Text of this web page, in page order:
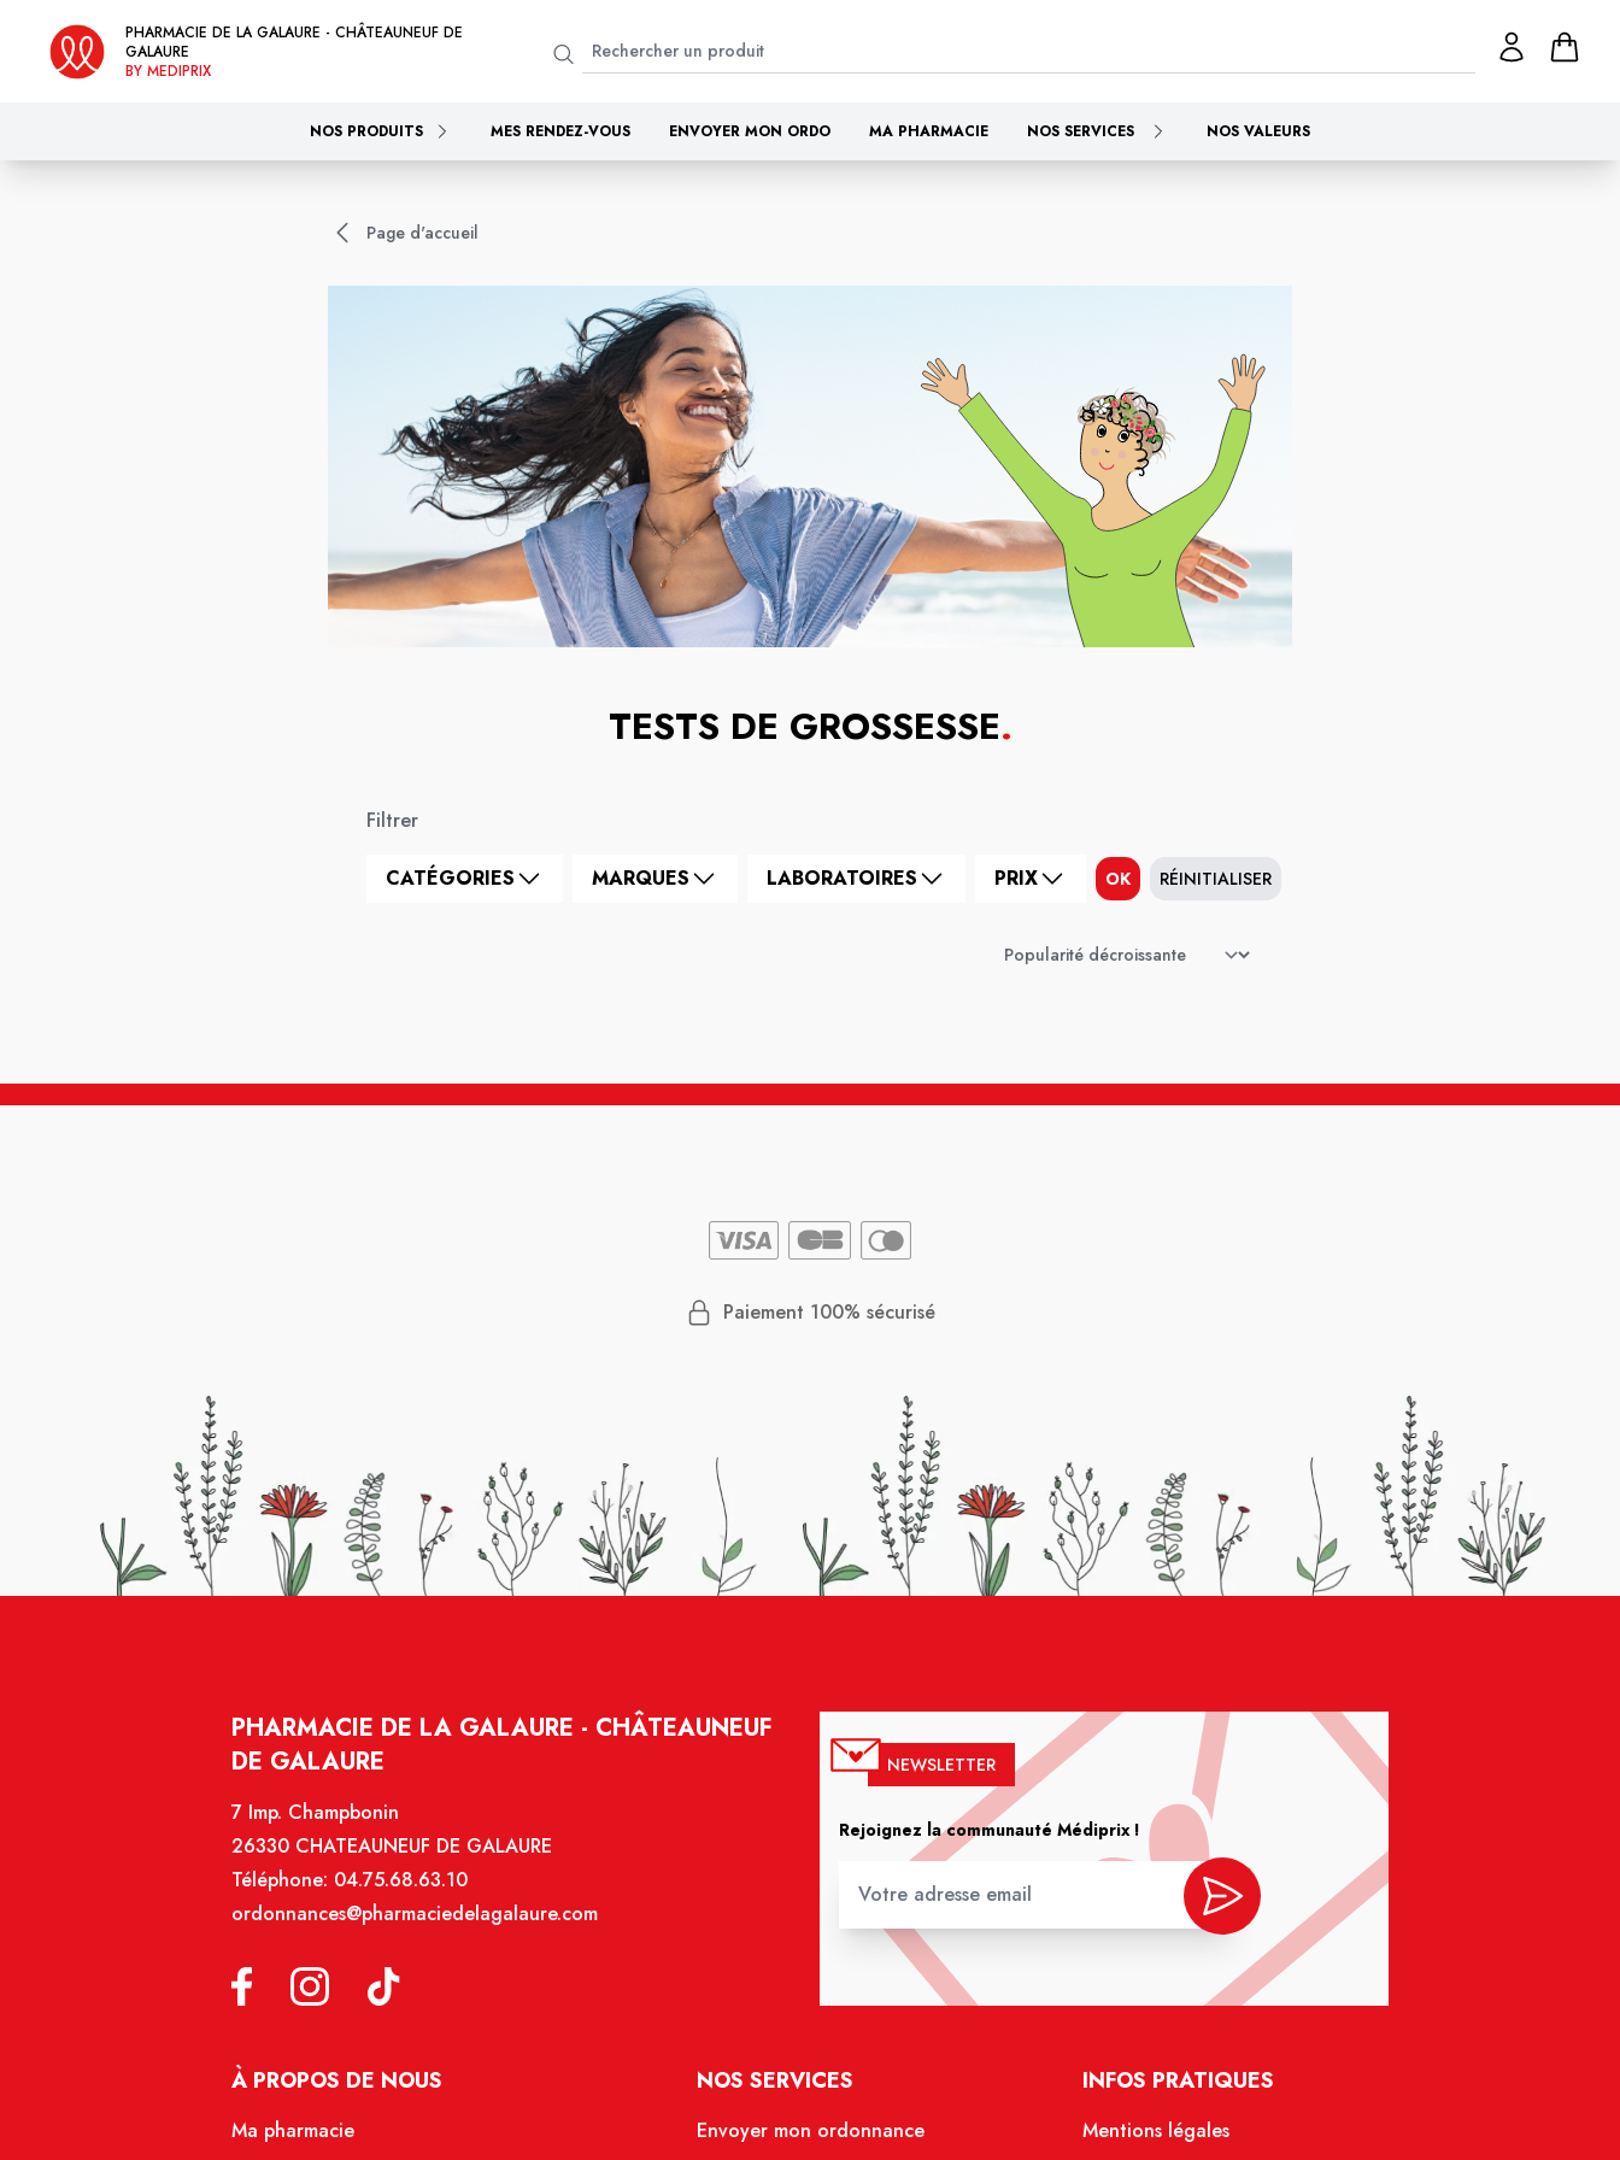
PHARMACIE DE LA GALAURE - CHÂTEAUNEUF DE
GALAURE
BY MEDIPRIX
NOS PRODUITS MES RENDEZ-VOUS ENVOYER MON ORDO MA PHARMACIE NOS SERVICES NOS VALEURS
Page d'accueil
TESTS DE GROSSESSE.
Filtrer
CATÉGORIES MARQUES LABORATOIRES PRIX OK RÉINITIALISER
Paiement 100% sécurisé
PHARMACIE DE LA GALAURE - CHÂTEAUNEUF
DE GALAURE
7 Imp. Champbonin
26330 CHATEAUNEUF DE GALAURE
Téléphone: 04.75.68.63.10
ordonnances@pharmaciedelagalaure.com
NEWSLETTER
Rejoignez la communauté Médiprix !
À PROPOS DE NOUS
Ma pharmacie
NOS SERVICES
Envoyer mon ordonnance
INFOS PRATIQUES
Mentions légales